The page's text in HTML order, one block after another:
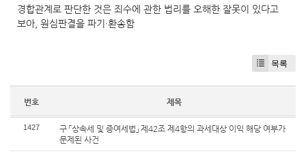
경합관계로 판단한 것은 죄수에 관한 법리를 오해한 잘못이 있다고
보아, 원심판결을 파기·환송함
목록
번호 제목
1427
구 「상속세 및 증여세법」 제42조 제4항의 과세대상 이익 해당 여부가
문제된 사건